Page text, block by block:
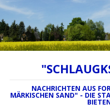
NACHRICHTEN AUS
MÄRKISCHEN SAND" - DIE